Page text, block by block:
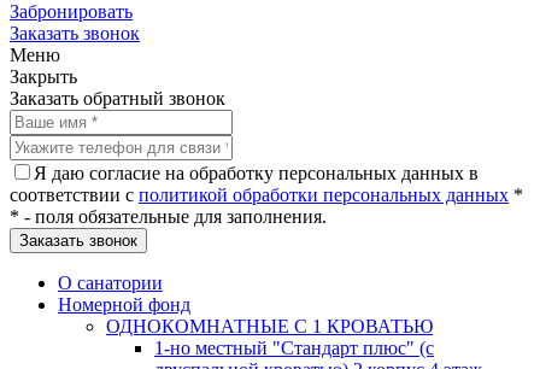
Забронировать
Заказать звонок
Меню
Закрыть
Заказать обратный звонок
Я даю согласие на обработку персональных данных в
соответствии с политикой обработки персональных данных *
* - поля обязательные для заполнения.
О санатории
Номерной фонд
ОДНОКОМНАТНЫЕ С 1 КРОВАТЬЮ
1-но местный "Стандарт плюс" (с